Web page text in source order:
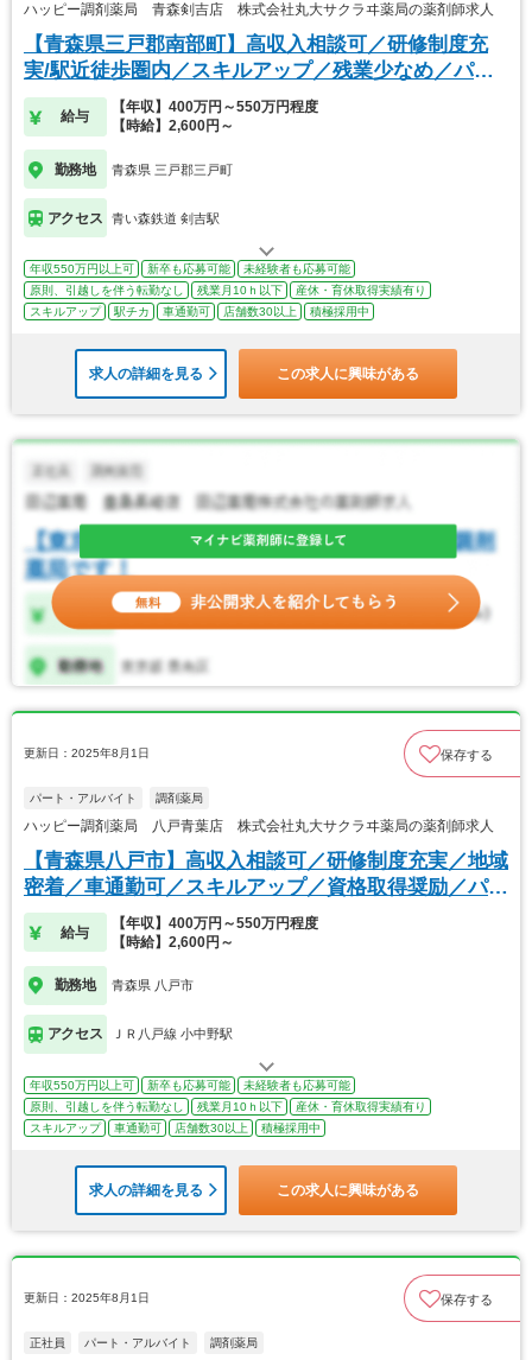
ハッピー調剤薬局 青森剣吉店 株式会社丸大サクラヰ薬局の薬剤師求人
【青森県三戸郡南部町】高収入相談可／研修制度充
実/駅近徒歩圏内／スキルアップ／残業少なめ／パー
ト
給与
【年収】400万円～550万円程度
【時給】2,600円～
勤務地 青森県 三戸郡三戸町
アクセス 青い森鉄道 剣吉駅
年収550万円以上可 新卒も応募可能
未経験者も応募可能
原則、引越しを伴う転勤なし
残業月10ｈ以下
産休・育休取得実績有り
スキルアップ
駅チカ 車通勤可 店舗数30以上 積極採用中
求人の詳細を見る この求人に興味がある
更新日：2025年8月1日 保存する
パート・アルバイト 調剤薬局
ハッピー調剤薬局 八戸青葉店 株式会社丸大サクラヰ薬局の薬剤師求人
【青森県八戸市】高収入相談可／研修制度充実／地域
密着／車通勤可／スキルアップ／資格取得奨励／パー
ト
給与
【年収】400万円～550万円程度
【時給】2,600円～
勤務地 青森県 八戸市
アクセス ＪＲ八戸線 小中野駅
年収550万円以上可 新卒も応募可能
未経験者も応募可能
原則、引越しを伴う転勤なし
残業月10ｈ以下
産休・育休取得実績有り
スキルアップ
車通勤可 店舗数30以上 積極採用中
求人の詳細を見る この求人に興味がある
更新日：2025年8月1日 保存する
正社員 パート・アルバイト 調剤薬局